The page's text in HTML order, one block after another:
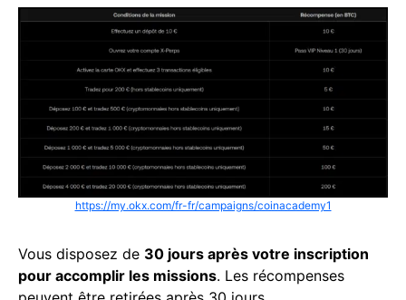
https://my.okx.com/fr-fr/campaigns/coinacademy1
Vous disposez de 30 jours après votre inscription
pour accomplir les missions. Les récompenses